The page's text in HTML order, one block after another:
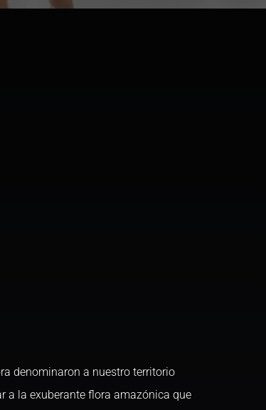
denominaron a nuestro territorio
a la exuberante flora amazónica que